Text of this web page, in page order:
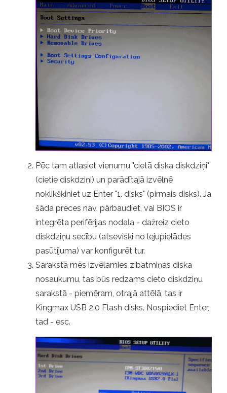
Pēc tam atlasiet vienumu "cietā diska diskdziņi"
(cietie diskdziņi) un parādītajā izvēlnē
noklikšķiniet uz Enter "1. disks" (pirmais disks). Ja
šāda preces nav, pārbaudiet, vai BIOS ir
integrēta perifērijas nodaļa - dažreiz cieto
diskdziņu secību (atsevišķi no lejupielādes
pasūtījuma) var konfigurēt tur.
Sarakstā mēs izvēlamies zibatmiņas diska
nosaukumu, tas būs redzams cieto diskdziņu
sarakstā - piemēram, otrajā attēlā, tas ir
Kingmax USB 2.0 Flash disks. Nospiediet Enter,
tad - esc.